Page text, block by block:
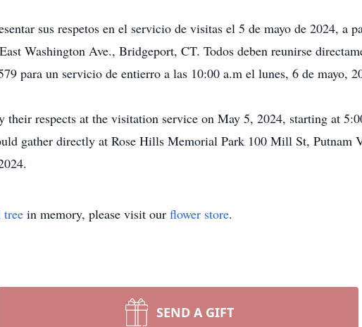
sus respetos en el servicio de visitas el 5 de mayo de 2024, a
Washington Ave., Bridgeport, CT. Todos deben reunirse
para un servicio de entierro a las 10:00 a.m el lunes, 6 de mayo,
their respects at the visitation service on May 5, 2024, starting at
gather directly at Rose Hills Memorial Park 100 Mill St, Putnam
tree in memory, please visit our flower store.
SEND A GIFT